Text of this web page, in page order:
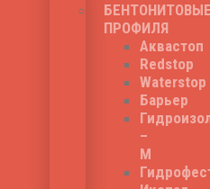
БЕНТОНИТОВЫЕ
ПРОФИЛЯ
Аквастоп
Redstop
Waterstop
Барьер
–
М